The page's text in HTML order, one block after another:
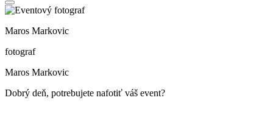
Maros Markovic
fotograf
Maros Markovic
Dobrý deň, potrebujete nafotiť váš event?